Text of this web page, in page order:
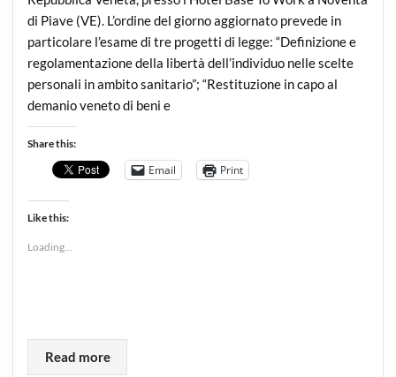
di Piave (VE). L’ordine del giorno aggiornato prevede in
particolare l’esame di tre progetti di legge: “Definizione e
regolamentazione della libertà dell’individuo nelle scelte
personali in ambito sanitario”; “Restituzione in capo al
demanio veneto di beni e
Share this:
Email Print
Like this:
Loading...
Read more